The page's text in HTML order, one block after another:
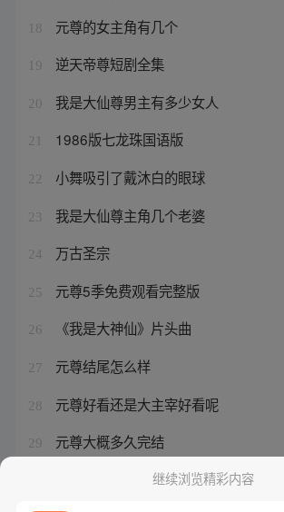
18 元尊的女主角有几个
19 逆天帝尊短剧全集
20 我是大仙尊男主有多少女人
21 1986版七龙珠国语版
22 小舞吸引了戴沐白的眼球
23 我是大仙尊主角几个老婆
24 万古圣宗
25 元尊5季免费观看完整版
26 《我是大神仙》片头曲
27 元尊结尾怎么样
28 元尊好看还是大主宰好看呢
29 元尊大概多久完结
斗罗大陆全集小说免费阅读
继续浏览精彩内容